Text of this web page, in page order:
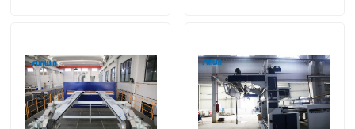
Macchina di Stenter dell'aria calda
Macchina di Stenter del tessuto